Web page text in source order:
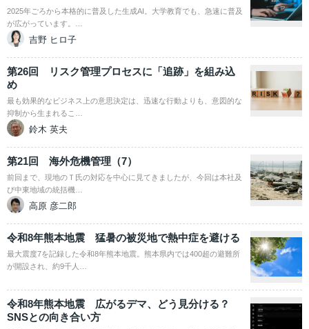
2025年ごろから本格的に普及した生成AI。大学教育でも、急速に普及
が広がっています。…
吉野 ヒロ子
第26回 リスク管理プロセスに「追跡」を組み込
め
最も効果的なビジネス上の意思決定は、迅速な行動よりも、意図的な
抑制から生まれるこ…
鈴木 英夫
第21回 海外危機管理（7）
前回まで、現地のＴ氏の対応を中心に見てきましたが、今回は本社及
び中東地域の統括機…
高原 彦二郎
令和8年熊本地震 猛暑の被災地で熱中症を避ける
最大震度7を記録した令和8年熊本地震。熊本県内では400超の避難所
が開設され、約9千人…
令和8年熊本地震 広がるデマ、どう見分ける？
SNSとの向き合い方